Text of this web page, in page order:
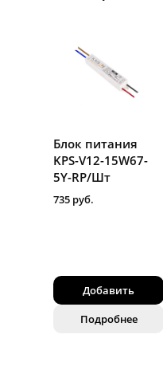
Блок питания
KPS-V12-15W67-
5Y-RP/Шт
735 руб.
Добавить
Подробнее